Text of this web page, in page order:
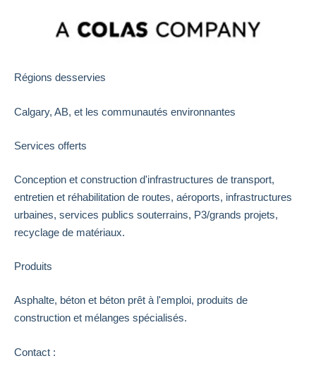
Régions desservies
Calgary, AB, et les communautés environnantes
Services offerts
Conception et construction d'infrastructures de transport,
entretien et réhabilitation de routes, aéroports, infrastructures
urbaines, services publics souterrains, P3/grands projets,
recyclage de matériaux.
Produits
Asphalte, béton et béton prêt à l'emploi, produits de
construction et mélanges spécialisés.
Contact :